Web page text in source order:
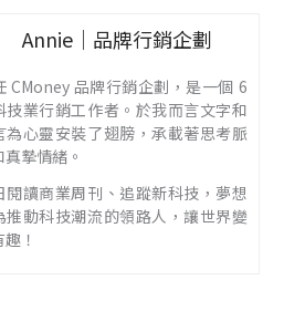
Annie｜品牌行銷企劃
CMoney 品牌行銷企劃，是一個 6
技業行銷工作者。於我而言文字和
為心靈安裝了翅膀，承載著思考脈
真摯情緒。
閱讀商業周刊、追蹤新科技，夢想
推動科技潮流的領路人，讓世界變
！